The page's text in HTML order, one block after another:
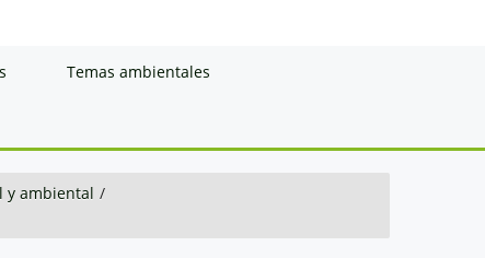
Temas ambientales
y ambiental /